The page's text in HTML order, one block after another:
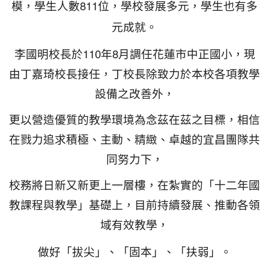
模，學生人數811位，學校發展多元，學生也有多
元成就。
李國明校長於110年8月調任花蓮市中正國小，現
由丁嘉琦校長接任，丁校長除致力於本校各項教學
設備之改善外，
更以營造優質的教學環境為念茲在茲之目標，相信
在戮力追求積極、主動、精緻、卓越的宜昌團隊共
同努力下，
校務將日新又新更上一層樓，在紮實的 「 十二年國
教課程與教學 」基礎上， 目前持續發展、推動各領
域有效教學，
做好 「 拔尖 」 、 「 固本 」 、 「 扶弱 」 。